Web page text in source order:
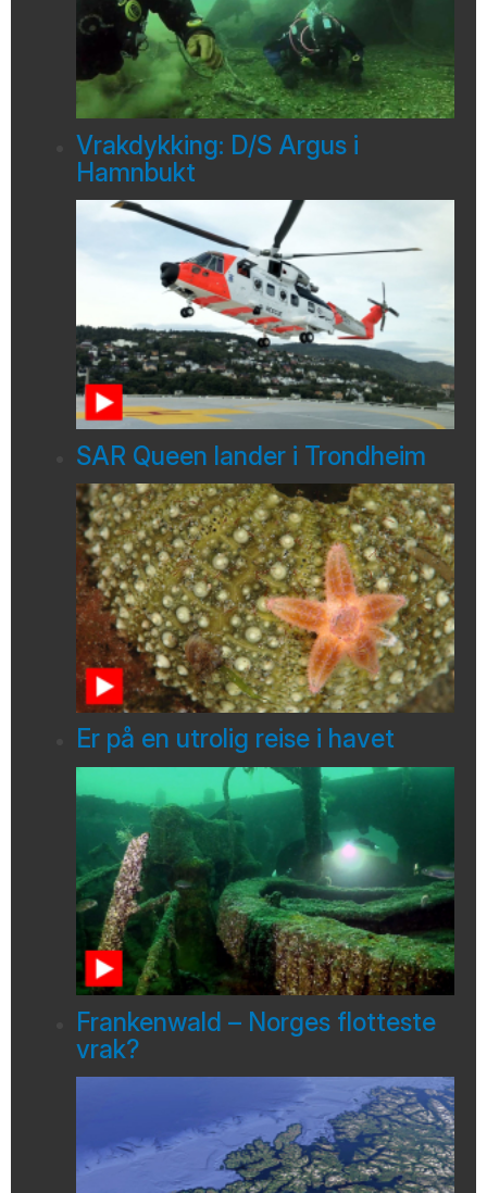
Vrakdykking: D/S Argus i
Hamnbukt
SAR Queen lander i Trondheim
Er på en utrolig reise i havet
Frankenwald – Norges flotteste
vrak?